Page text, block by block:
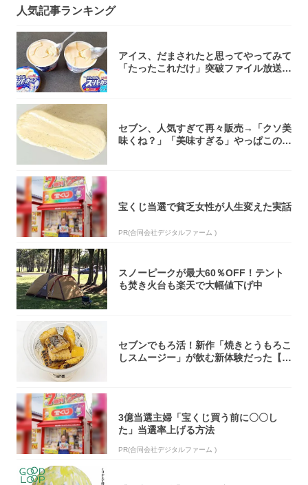
人気記事ランキング
アイス、だまされたと思ってやってみて
「たったこれだけ」突破ファイル放送で
セブン、人気すぎて再々販売→「クソ美
味くね？」「美味すぎる」やっぱこのク
宝くじ当選で貧乏女性が人生変えた実話
PR(合同会社デジタルファーム )
スノーピークが最大60％OFF！テント
も焚き火台も楽天で大幅値下げ中
セブンでもろ活！新作「焼きとうもろこ
しスムージー」が飲む新体験だった【東
3億当選主婦「宝くじ買う前に〇〇し
た」当選率上げる方法
PR(合同会社デジタルファーム )